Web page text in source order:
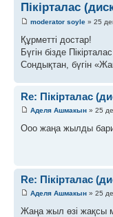
Пікірталас
moderator soyle » 25
Құрметті достар!
Бүгін бізде
Сондықтан, бүгін
Re: Пікірталас
Аделя Ашмакын » 25
Ооо жаңа жылды
Re: Пікірталас
Аделя Ашмакын » 25
Жаңа жыл өзі жақсы